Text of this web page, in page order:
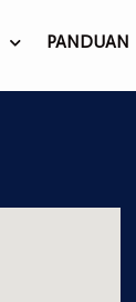
PANDUAN